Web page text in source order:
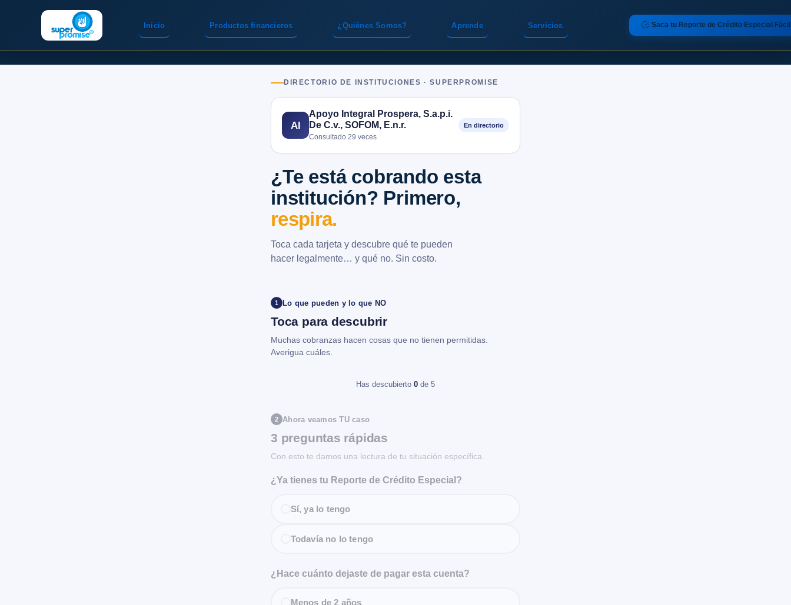
Inicio Servicios
Productos financieros ¿Quiénes Somos? Aprende Saca tu Reporte de Crédito Especial Fácil
DIRECTORIO DE INSTITUCIONES · SUPERPROMISE
AI
Apoyo Integral Prospera, S.a.p.i.
De C.v., SOFOM, E.n.r.
Consultado 29 veces
En directorio
¿Te está cobrando esta
institución? Primero,
respira.
Toca cada tarjeta y descubre qué te pueden
hacer legalmente… y qué no. Sin costo.
1 Lo que pueden y lo que NO
Toca para descubrir
Muchas cobranzas hacen cosas que no tienen permitidas.
Averigua cuáles.
Has descubierto 0 de 5
2 Ahora veamos TU caso
3 preguntas rápidas
Con esto te damos una lectura de tu situación específica.
¿Ya tienes tu Reporte de Crédito Especial?
Sí, ya lo tengo
Todavía no lo tengo
¿Hace cuánto dejaste de pagar esta cuenta?
Menos de 2 años